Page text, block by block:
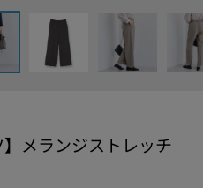
】メランジストレッチ